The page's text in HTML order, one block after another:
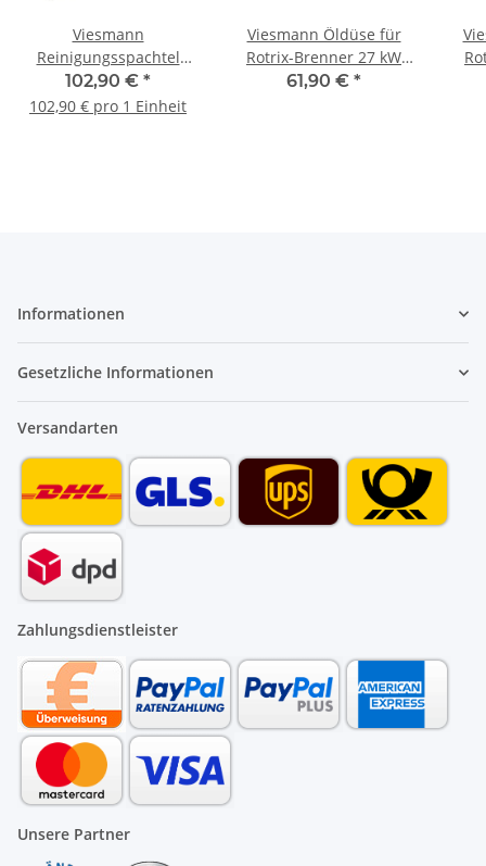
Viesmann
Reinigungsspachtel
7858492
102,90 € *
102,90 € pro 1 Einheit
Viesmann Öldüse für
Rotrix-Brenner 27 kW
VTB 0,75 US gal/h
61,90 € *
Informationen
Gesetzliche Informationen
Versandarten
Zahlungsdienstleister
Unsere Partner